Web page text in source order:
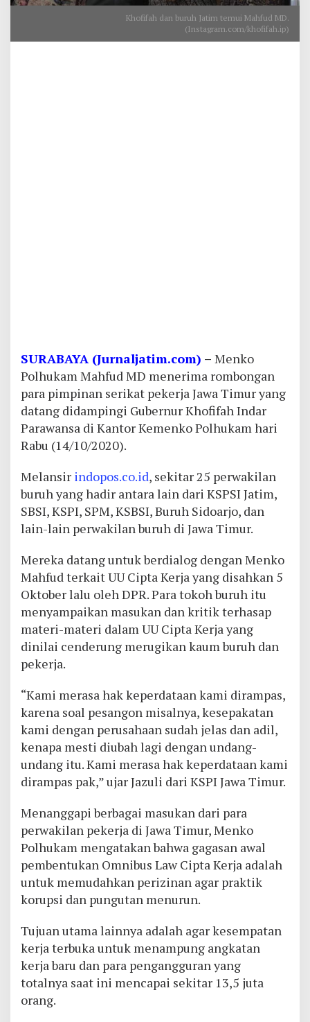
Khofifah dan buruh Jatim temui Mahfud MD.
(Instagram.com/khofifah.ip)
SURABAYA (Jurnaljatim.com) – Menko
Polhukam Mahfud MD menerima rombongan
para pimpinan serikat pekerja Jawa Timur yang
datang didampingi Gubernur Khofifah Indar
Parawansa di Kantor Kemenko Polhukam hari
Rabu (14/10/2020).
Melansir indopos.co.id, sekitar 25 perwakilan
buruh yang hadir antara lain dari KSPSI Jatim,
SBSI, KSPI, SPM, KSBSI, Buruh Sidoarjo, dan
lain-lain perwakilan buruh di Jawa Timur.
Mereka datang untuk berdialog dengan Menko
Mahfud terkait UU Cipta Kerja yang disahkan 5
Oktober lalu oleh DPR. Para tokoh buruh itu
menyampaikan masukan dan kritik terhasap
materi-materi dalam UU Cipta Kerja yang
dinilai cenderung merugikan kaum buruh dan
pekerja.
“Kami merasa hak keperdataan kami dirampas,
karena soal pesangon misalnya, kesepakatan
kami dengan perusahaan sudah jelas dan adil,
kenapa mesti diubah lagi dengan undang-
undang itu. Kami merasa hak keperdataan kami
dirampas pak,” ujar Jazuli dari KSPI Jawa Timur.
Menanggapi berbagai masukan dari para
perwakilan pekerja di Jawa Timur, Menko
Polhukam mengatakan bahwa gagasan awal
pembentukan Omnibus Law Cipta Kerja adalah
untuk memudahkan perizinan agar praktik
korupsi dan pungutan menurun.
Tujuan utama lainnya adalah agar kesempatan
kerja terbuka untuk menampung angkatan
kerja baru dan para pengangguran yang
totalnya saat ini mencapai sekitar 13,5 juta
orang.